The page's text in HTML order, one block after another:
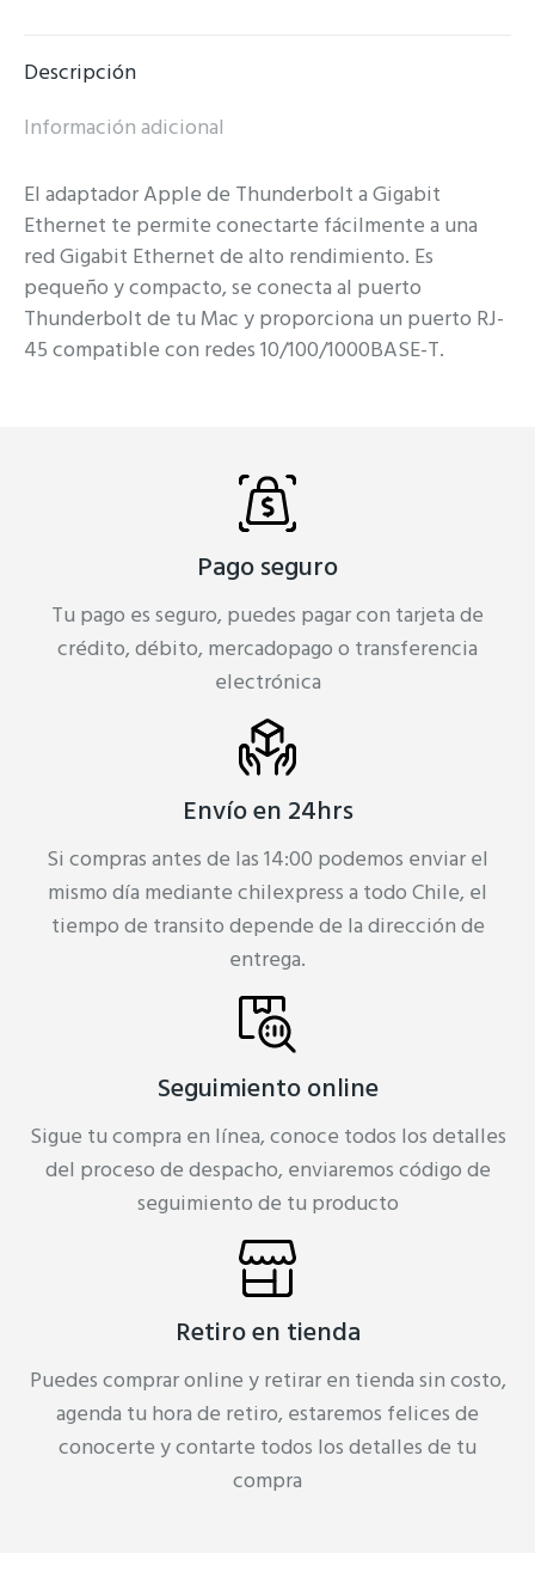
Descripción
Información adicional
El adaptador Apple de Thunderbolt a Gigabit
Ethernet te permite conectarte fácilmente a una
red Gigabit Ethernet de alto rendimiento. Es
pequeño y compacto, se conecta al puerto
Thunderbolt de tu Mac y proporciona un puerto RJ-
45 compatible con redes 10/100/1000BASE-T.
Pago seguro
Tu pago es seguro, puedes pagar con tarjeta de
crédito, débito, mercadopago o transferencia
electrónica
Envío en 24hrs
Si compras antes de las 14:00 podemos enviar el
mismo día mediante chilexpress a todo Chile, el
tiempo de transito depende de la dirección de
entrega.
Seguimiento online
Sigue tu compra en línea, conoce todos los detalles
del proceso de despacho, enviaremos código de
seguimiento de tu producto
Retiro en tienda
Puedes comprar online y retirar en tienda sin costo,
agenda tu hora de retiro, estaremos felices de
conocerte y contarte todos los detalles de tu
compra